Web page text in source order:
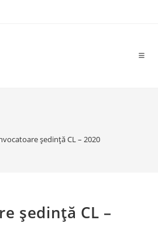
ședință CL – 2020
ședință CL –